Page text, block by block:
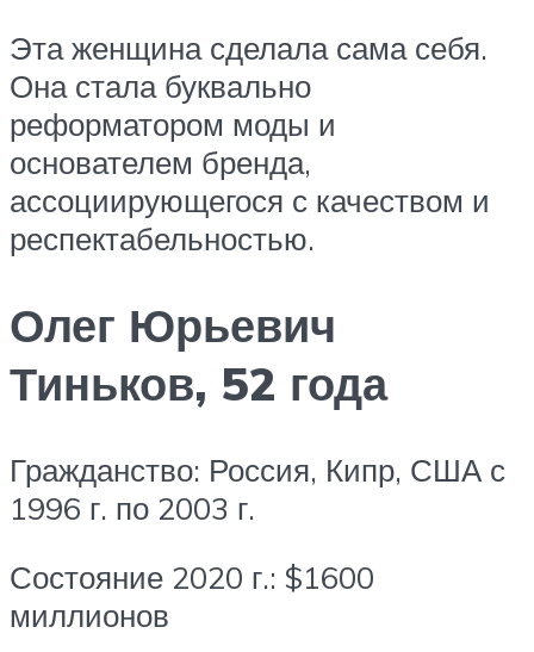
Эта женщина сделала сама себя.
Она стала буквально
реформатором моды и
основателем бренда,
ассоциирующегося с качеством и
респектабельностью.
Олег Юрьевич
Тиньков, 52 года
Гражданство: Россия, Кипр, США с
1996 г. по 2003 г.
Состояние 2020 г.: $1600
миллионов